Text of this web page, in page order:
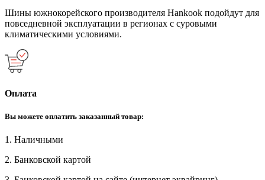
Шины южнокорейского производителя Hankook подойдут для
повседневной эксплуатации в регионах с суровыми
климатическими условиями.
Оплата
Вы можете оплатить заказанный товар:
1. Наличными
2. Банковской картой